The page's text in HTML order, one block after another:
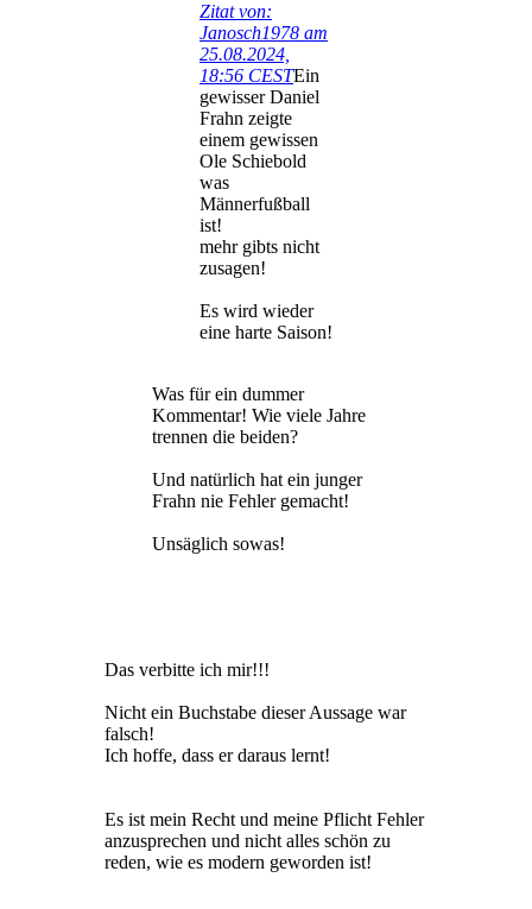
Zitat von:
Janosch1978 am
25.08.2024,
18:56 CESTEin
gewisser Daniel
Frahn zeigte
einem gewissen
Ole Schiebold
was
Männerfußball
ist!
mehr gibts nicht
zusagen!
Es wird wieder
eine harte Saison!
Was für ein dummer
Kommentar! Wie viele Jahre
trennen die beiden?
Und natürlich hat ein junger
Frahn nie Fehler gemacht!
Unsäglich sowas!
Das verbitte ich mir!!!
Nicht ein Buchstabe dieser Aussage war
falsch!
Ich hoffe, dass er daraus lernt!
Es ist mein Recht und meine Pflicht Fehler
anzusprechen und nicht alles schön zu
reden, wie es modern geworden ist!